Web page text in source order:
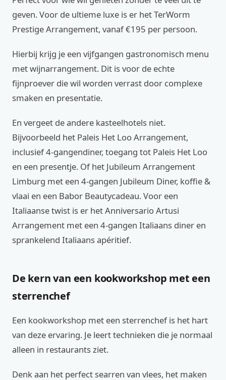
geven. Voor de ultieme luxe is er het TerWorm
Prestige Arrangement, vanaf €195 per persoon.
Hierbij krijg je een vijfgangen gastronomisch menu
met wijnarrangement. Dit is voor de echte
fijnproever die wil worden verrast door complexe
smaken en presentatie.
En vergeet de andere kasteelhotels niet.
Bijvoorbeeld het Paleis Het Loo Arrangement,
inclusief 4-gangendiner, toegang tot Paleis Het Loo
en een presentje. Of het Jubileum Arrangement
Limburg met een 4-gangen Jubileum Diner, koffie &
vlaai en een Babor Beautycadeau. Voor een
Italiaanse twist is er het Anniversario Artusi
Arrangement met een 4-gangen Italiaans diner en
sprankelend Italiaans apéritief.
De kern van een kookworkshop met een
sterrenchef
Een kookworkshop met een sterrenchef is het hart
van deze ervaring. Je leert technieken die je normaal
alleen in restaurants ziet.
Denk aan het perfect searren van vlees, het maken